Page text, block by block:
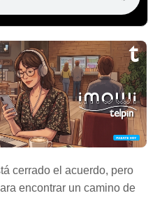
cerrado el acuerdo, pero
encontrar un camino de